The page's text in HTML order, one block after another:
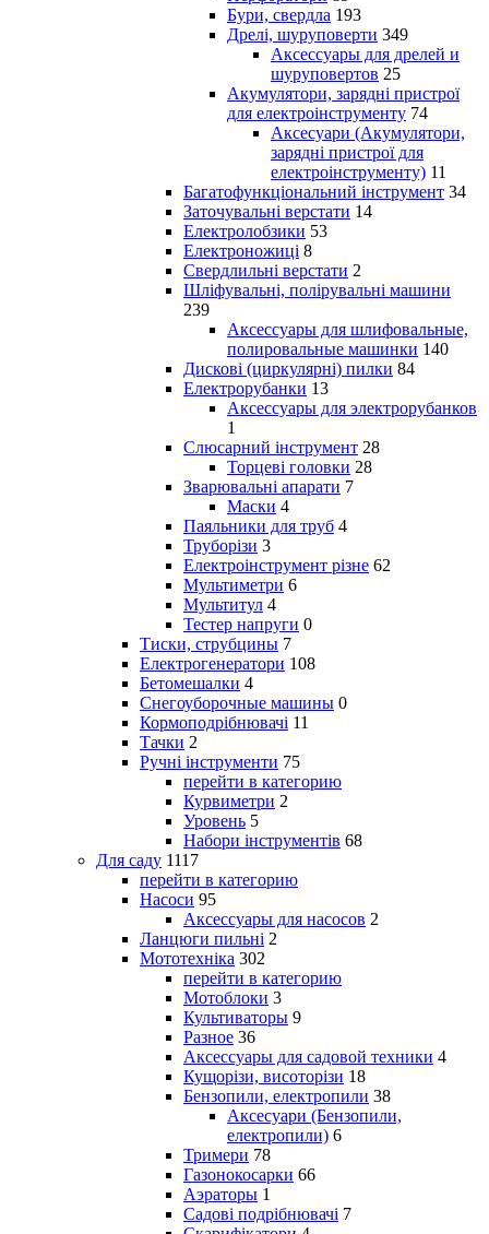
Бури, свердла 193
Дрелі, шуруповерти 349
Аксессуары для дрелей и
шуруповертов 25
Акумулятори, зарядні пристрої
для електроінструменту 74
Аксесуари (Акумулятори,
зарядні пристрої для
електроінструменту) 11
Багатофункціональний інструмент 34
Заточувальні верстати 14
Електролобзики 53
Електроножиці 8
Свердлильні верстати 2
Шліфувальні, полірувальні машини
239
Аксессуары для шлифовальные,
полировальные машинки 140
Дискові (циркулярні) пилки 84
Електрорубанки 13
Аксессуары для электрорубанков
1
Слюсарний інструмент 28
Торцеві головки 28
Зварювальні апарати 7
Маски 4
Паяльники для труб 4
Труборізи 3
Електроінструмент різне 62
Мультиметри 6
Мультитул 4
Тестер напруги 0
Тиски, струбцины 7
Електрогенератори 108
Бетомешалки 4
Снегоуборочные машины 0
Кормоподрібнювачі 11
Тачки 2
Ручні інструменти 75
перейти в категорию
Курвиметри 2
Уровень 5
Набори інструментів 68
Для саду 1117
перейти в категорию
Насоси 95
Аксессуары для насосов 2
Ланцюги пильні 2
Мототехніка 302
перейти в категорию
Мотоблоки 3
Культиваторы 9
Разное 36
Аксессуары для садовой техники 4
Кущорізи, висоторізи 18
Бензопили, електропили 38
Аксесуари (Бензопили,
електропили) 6
Тримери 78
Газонокосарки 66
Аэраторы 1
Садові подрібнювачі 7